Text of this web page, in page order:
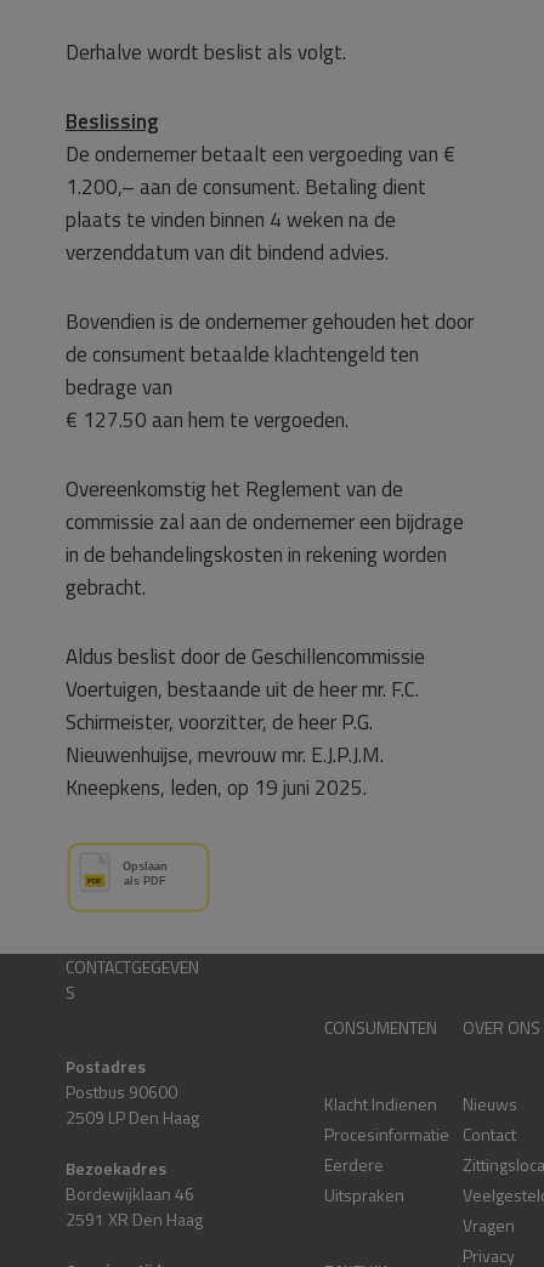
Derhalve wordt beslist als volgt.
Beslissing
De ondernemer betaalt een vergoeding van €
1.200,– aan de consument. Betaling dient
plaats te vinden binnen 4 weken na de
verzenddatum van dit bindend advies.
Bovendien is de ondernemer gehouden het door
de consument betaalde klachtengeld ten
bedrage van
€ 127.50 aan hem te vergoeden.
Overeenkomstig het Reglement van de
commissie zal aan de ondernemer een bijdrage
in de behandelingskosten in rekening worden
gebracht.
Aldus beslist door de Geschillencommissie
Voertuigen, bestaande uit de heer mr. F.C.
Schirmeister, voorzitter, de heer P.G.
Nieuwenhuijse, mevrouw mr. E.J.P.J.M.
Kneepkens, leden, op 19 juni 2025.
CONTACTGEGEVEN
S
Postadres
Postbus 90600
2509 LP Den Haag
Bezoekadres
Bordewijklaan 46
2591 XR Den Haag
CONSUMENTEN
Klacht Indienen
Procesinformatie
Eerdere
Uitspraken
OVER ONS
Nieuws
Contact
Vragen
Privacy